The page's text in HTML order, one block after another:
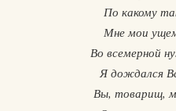
По какому
Мне мои
Во всемерной
Я дождался
Вы, товарищ,